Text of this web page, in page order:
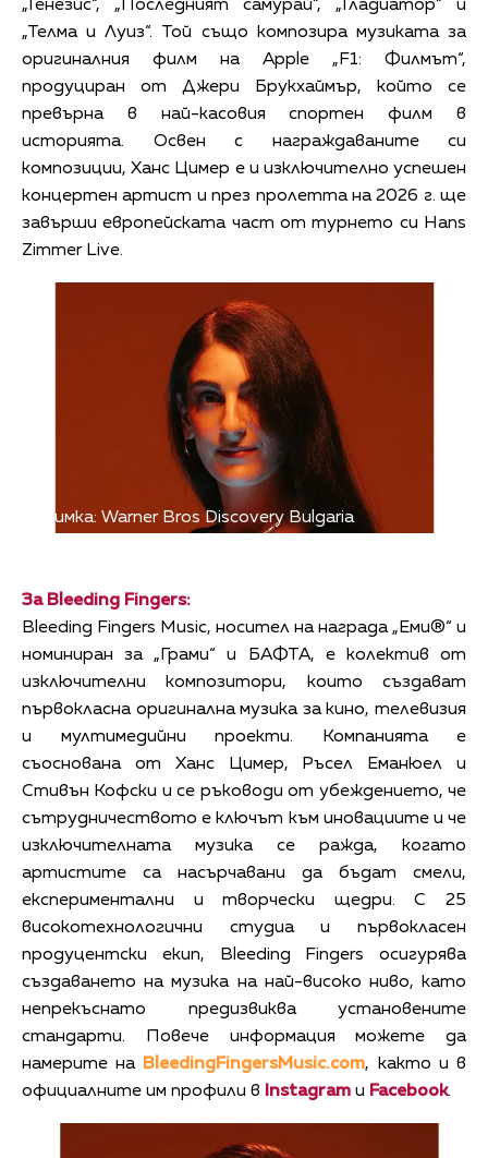
„Генезис“, „Последният самурай“, „Гладиатор“ и
„Телма и Луиз“. Той също композира музиката за
оригиналния филм на Apple „F1: Филмът“,
продуциран от Джери Брукхаймър, който се
превърна в най-касовия спортен филм в
историята. Освен с награждаваните си
композиции, Ханс Цимер е и изключително успешен
концертен артист и през пролетта на 2026 г. ще
завърши европейската част от турнето си Hans
Zimmer Live.
Снимка: Warner Bros Discovery Bulgaria
За Bleeding Fingers:
Bleeding Fingers Music, носител на награда „Еми®“ и
номиниран за „Грами“ и БАФТА, е колектив от
изключителни композитори, които създават
първокласна оригинална музика за кино, телевизия
и мултимедийни проекти. Компанията е
съоснована от Ханс Цимер, Ръсел Еманюел и
Стивън Кофски и се ръководи от убеждението, че
сътрудничеството е ключът към иновациите и че
изключителната музика се ражда, когато
артистите са насърчавани да бъдат смели,
експериментални и творчески щедри. С 25
високотехнологични студиа и първокласен
продуцентски екип, Bleeding Fingers осигурява
създаването на музика на най-високо ниво, като
непрекъснато предизвиква установените
стандарти. Повече информация можете да
намерите на BleedingFingersMusic.com, както и в
официалните им профили в
Instagram и Facebook.